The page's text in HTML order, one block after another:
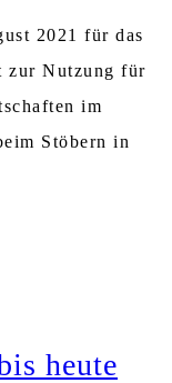
2021 für das
zur Nutzung für
im
Stöbern in
heute